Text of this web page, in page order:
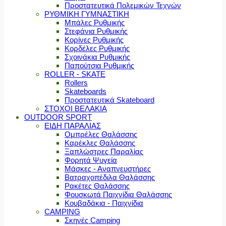
Προστατευτικά Πολεμικών Τεχνών
ΡΥΘΜΙΚΗ ΓΥΜΝΑΣΤΙΚΗ
Μπάλες Ρυθμικής
Στεφάνια Ρυθμικής
Κορίνες Ρυθμικής
Κορδέλες Ρυθμικής
Σχοινάκια Ρυθμικής
Παπούτσια Ρυθμικής
ROLLER - SKATE
Rollers
Skateboards
Προστατευτικά Skateboard
ΣΤΟΧΟΙ ΒΕΛΑΚΙΑ
OUTDOOR SPORT
ΕΙΔΗ ΠΑΡΑΛΙΑΣ
Ομπρέλες Θαλάσσης
Καρέκλες Θαλάσσης
Ξαπλώστρες Παραλίας
Φορητά Ψυγεία
Μάσκες - Αναπνευστήρες
Βατραχοπέδιλα Θαλάσσης
Ρακέτες Θαλάσσης
Φουσκωτά Παιχνίδια Θαλάσσης
Κουβαδάκια - Παιχνίδια
CAMPING
Σκηνές Camping